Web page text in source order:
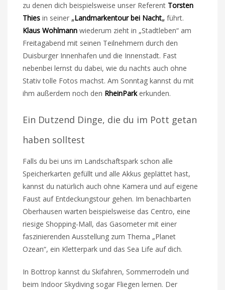
zu denen dich beispielsweise unser Referent Torsten
Thies in seiner „Landmarkentour bei Nacht„ führt.
Klaus Wohlmann wiederum zieht in „Stadtleben“ am
Freitagabend mit seinen Teilnehmern durch den
Duisburger Innenhafen und die Innenstadt. Fast
nebenbei lernst du dabei, wie du nachts auch ohne
Stativ tolle Fotos machst. Am Sonntag kannst du mit
ihm außerdem noch den RheinParkerkunden.
Ein Dutzend Dinge, die du im Pott getan
haben solltest
Falls du bei uns im Landschaftspark schon alle
Speicherkarten gefüllt und alle Akkus geplättet hast,
kannst du natürlich auch ohne Kamera und auf eigene
Faust auf Entdeckungstour gehen. Im benachbarten
Oberhausen warten beispielsweise das Centro, eine
riesige Shopping-Mall, das Gasometer mit einer
faszinierenden Ausstellung zum Thema „Planet
Ozean“, ein Kletterpark und das Sea Life auf dich.
In Bottrop kannst du Skifahren, Sommerrodeln und
beim Indoor Skydiving sogar Fliegen lernen. Der